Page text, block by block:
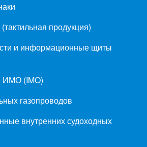
продукция)
и информационные щиты
ИМО (IMO)
газопроводов
внутренних судоходных